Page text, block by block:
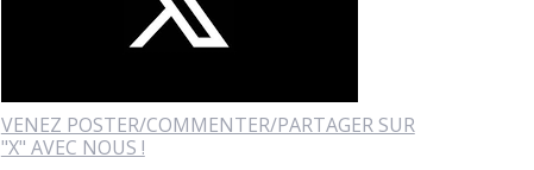
VENEZ POSTER/COMMENTER/PARTAGER SUR
"X" AVEC NOUS !